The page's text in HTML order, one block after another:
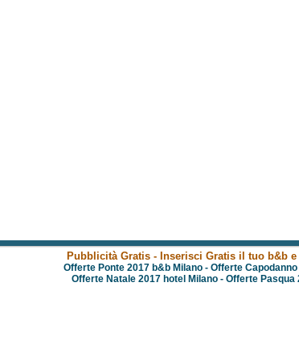
Pubblicità Gratis - Inserisci Gratis il tuo b&b
Offerte Ponte 2017 b&b Milano - Offerte
Offerte Natale 2017 hotel Milano- Offerte Pasqua